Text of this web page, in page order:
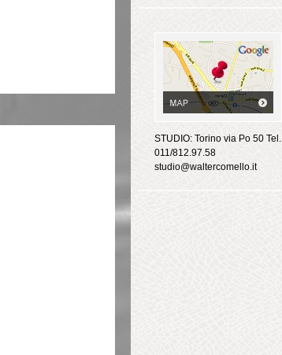
STUDIO: Torino via Po 50 Tel.
011/812.97.58
studio@waltercomello.it